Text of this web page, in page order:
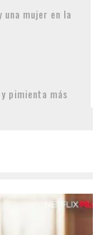
una mujer en la
pimienta más